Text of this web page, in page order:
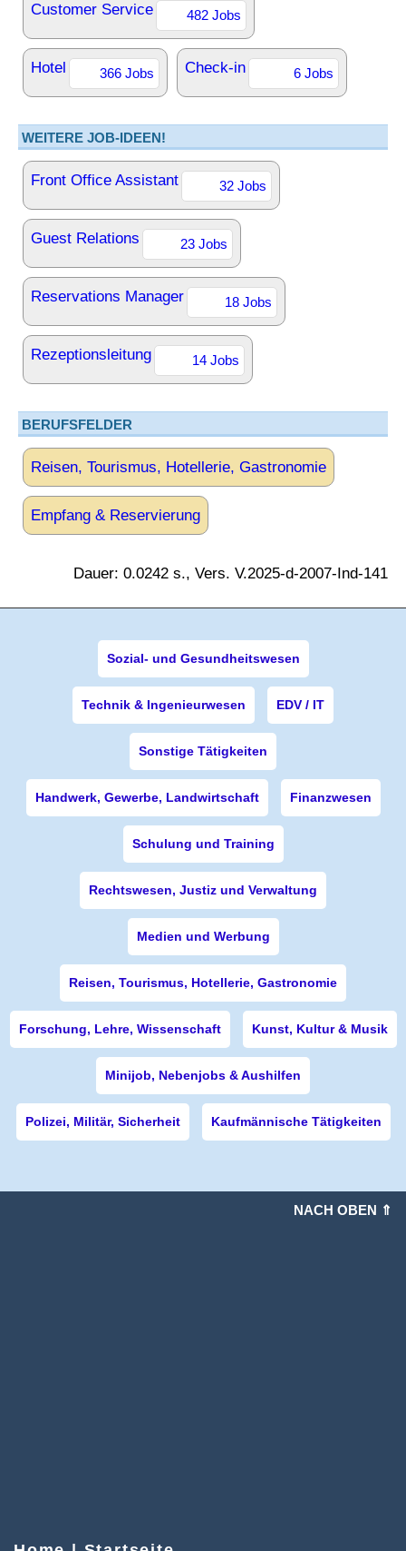
Customer Service 482 Jobs
Hotel 366 Jobs Check-in 6 Jobs
WEITERE JOB-IDEEN!
Front Office Assistant 32 Jobs
Guest Relations 23 Jobs
Reservations Manager 18 Jobs
Rezeptionsleitung 14 Jobs
BERUFSFELDER
Reisen, Tourismus, Hotellerie, Gastronomie
Empfang & Reservierung
Dauer: 0.0242 s., Vers. V.2025-d-2007-Ind-141
Sozial- und Gesundheitswesen
Technik & Ingenieurwesen EDV / IT
Sonstige Tätigkeiten
Handwerk, Gewerbe, Landwirtschaft Finanzwesen
Schulung und Training
Rechtswesen, Justiz und Verwaltung
Medien und Werbung
Reisen, Tourismus, Hotellerie, Gastronomie
Forschung, Lehre, Wissenschaft Kunst, Kultur & Musik
Minijob, Nebenjobs & Aushilfen
Polizei, Militär, Sicherheit Kaufmännische Tätigkeiten
NACH OBEN ⇑